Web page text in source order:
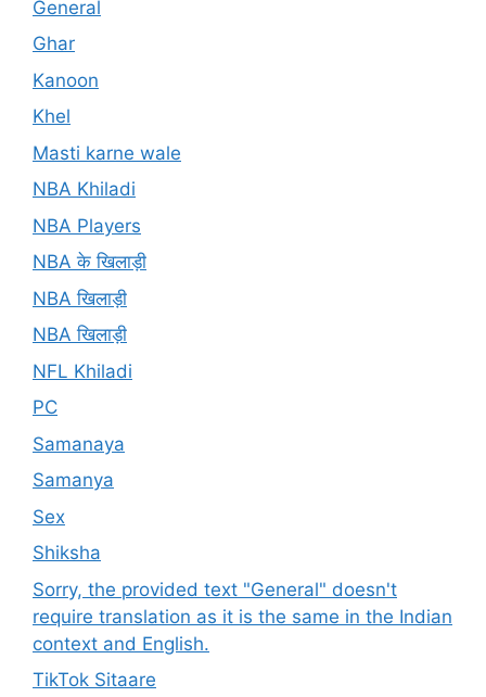
General
Ghar
Kanoon
Khel
Masti karne wale
NBA Khiladi
NBA Players
NBA के खिलाड़ी
NBA खिलाड़ी
NBA खिलाड़ी
NFL Khiladi
PC
Samanaya
Samanya
Sex
Shiksha
Sorry, the provided text "General" doesn't
require translation as it is the same in the Indian
context and English.
TikTok Sitaare